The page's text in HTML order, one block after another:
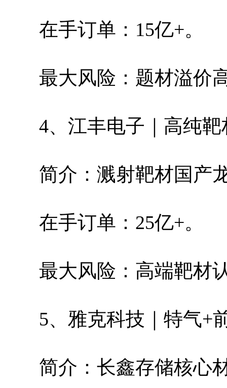
在手订单：15亿+。
最大风险：题材溢价
4、江丰电子｜高纯靶
简介：溅射靶材国产
在手订单：25亿+。
最大风险：高端靶材
5、雅克科技｜特气+
简介：长鑫存储核心